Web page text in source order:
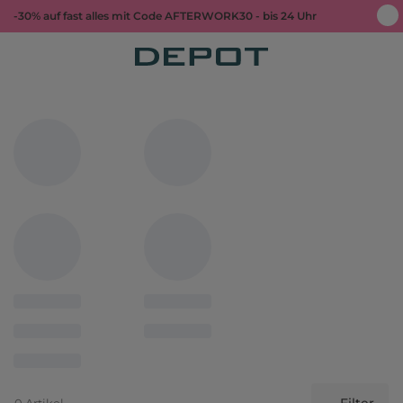
-30% auf fast alles mit Code AFTERWORK30 - bis 24 Uhr